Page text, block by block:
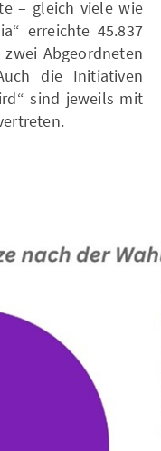
– gleich viele wie
erreichte 45.837
Abgeordneten
die Initiativen
sind jeweils mit